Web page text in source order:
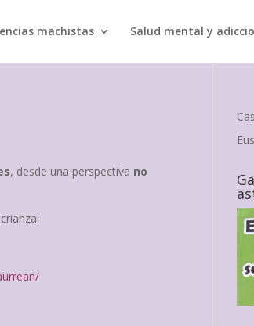
machistas Salud mental y
, desde una perspectiva no